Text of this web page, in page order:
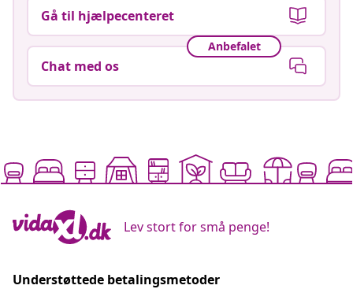
Gå til hjælpecenteret
Anbefalet
Chat med os
Lev stort for små penge!
Understøttede betalingsmetoder